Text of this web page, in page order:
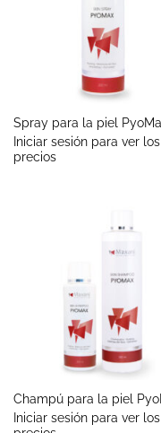
Spray para la piel
Iniciar sesión para ver los
precios
Champú para la piel
Iniciar sesión para ver los